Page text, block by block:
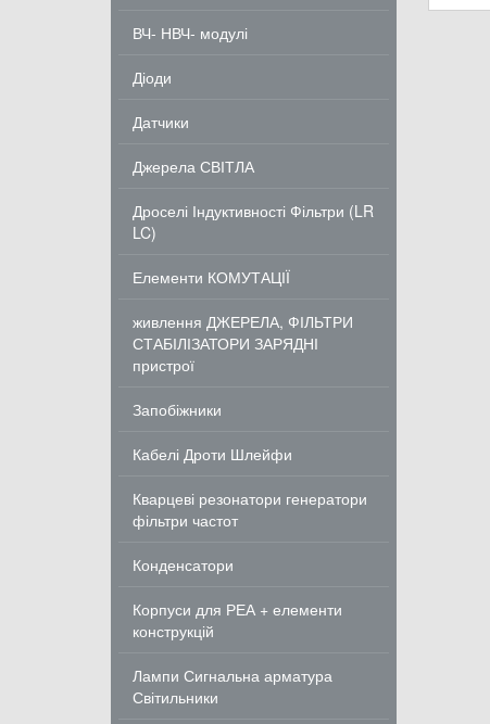
ВЧ- НВЧ- модулі
Діоди
Датчики
Джерела СВІТЛА
Дроселі Індуктивності Фільтри (LR
LC)
Елементи КОМУТАЦІЇ
живлення ДЖЕРЕЛА, ФІЛЬТРИ
СТАБІЛІЗАТОРИ ЗАРЯДНІ
пристрої
Запобіжники
Кабелі Дроти Шлейфи
Кварцеві резонатори генератори
фільтри частот
Конденсатори
Корпуси для РЕА + елементи
конструкцій
Лампи Сигнальна арматура
Світильники